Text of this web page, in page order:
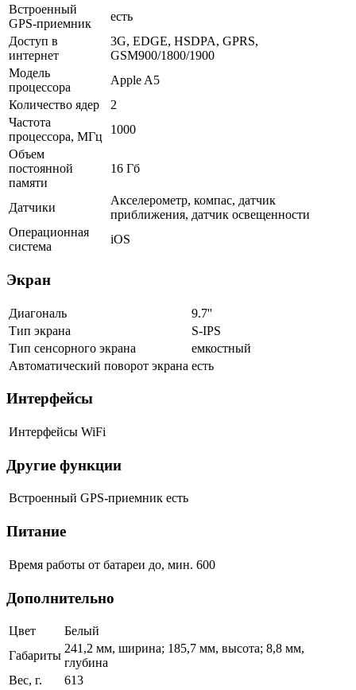
Встроенный
GPS-приемник
есть
Доступ в
интернет
3G, EDGE, HSDPA, GPRS,
GSM900/1800/1900
Модель
процессора
Apple A5
Количество ядер
2
Частота
процессора, МГц
1000
Объем
постоянной
памяти
16 Гб
Датчики
Акселерометр, компас, датчик
приближения, датчик освещенности
Операционная
система
iOS
Экран
Диагональ
9.7''
Тип экрана
S-IPS
Тип сенсорного экрана
емкостный
Автоматический поворот экрана есть
Интерфейсы
Интерфейсы WiFi
Другие функции
Встроенный GPS-приемник есть
Питание
Время работы от батареи до, мин. 600
Дополнительно
Цвет
Белый
Габариты
241,2 мм, ширина; 185,7 мм, высота; 8,8 мм,
глубина
Вес, г.
613